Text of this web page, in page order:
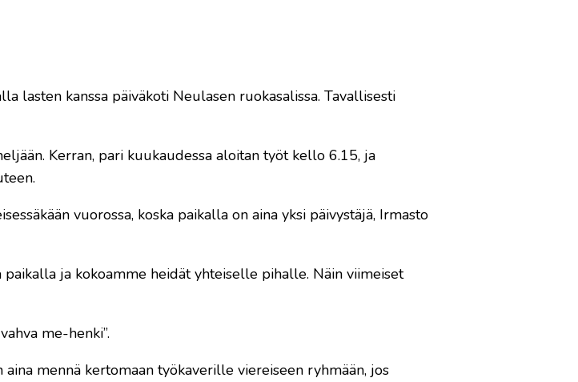
lasten kanssa päiväkoti Neulasen ruokasalissa. Tavallisesti
Kerran, pari kuukaudessa aloitan työt kello 6.15, ja
vuorossa, koska paikalla on aina yksi päivystäjä, Irmasto
ja kokoamme heidät yhteiselle pihalle. Näin viimeiset
me-henki”.
mennä kertomaan työkaverille viereiseen ryhmään, jos